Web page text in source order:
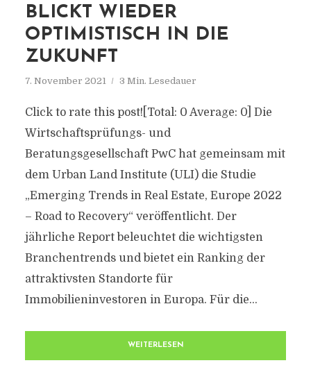
BLICKT WIEDER
OPTIMISTISCH IN DIE
ZUKUNFT
7. November 2021 3 Min. Lesedauer
Click to rate this post![Total: 0 Average: 0] Die
Wirtschaftsprüfungs- und
Beratungsgesellschaft PwC hat gemeinsam mit
dem Urban Land Institute (ULI) die Studie
„Emerging Trends in Real Estate, Europe 2022
– Road to Recovery“ veröffentlicht. Der
jährliche Report beleuchtet die wichtigsten
Branchentrends und bietet ein Ranking der
attraktivsten Standorte für
Immobilieninvestoren in Europa. Für die...
WEITERLESEN